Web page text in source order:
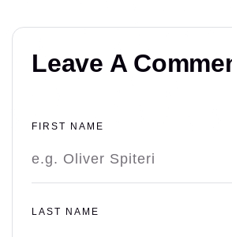
Leave A
FIRST NAME
LAST NAME